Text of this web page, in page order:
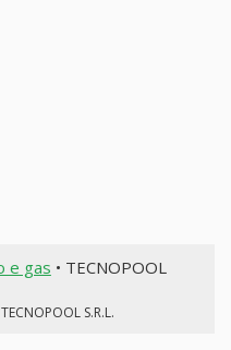
e gas • TECNOPOOL
TECNOPOOL S.R.L.